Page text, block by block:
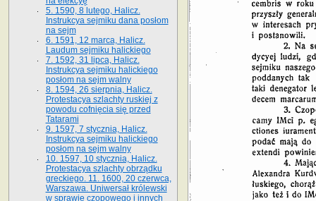
5. 1590, 8 lutego, Halicz.
Instrukcya sejmiku dana posłom
na sejm
6. 1591, 12 marca, Halicz.
Laudum sejmiku halickiego
7. 1592, 31 lipca, Halicz.
Instrukcya sejmiku halickiego
posłom na sejm walny
8. 1594, 26 sierpnia, Halicz.
Protestacya szlachty ruskiej z
powodu cofnięcia się przed
Tatarami
9. 1597, 7 stycznia, Halicz.
Instrukcya sejmiku halickiego
posłom na sejm walny
10. 1597, 10 stycznia, Halicz.
Protestacya szlachty obrządku
greckiego. 11. 1600, 20 czerwca,
Warszawa. Uniwersał królewski
w sprawie czopowego i innych